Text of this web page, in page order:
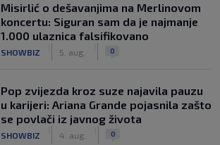
Misirlić o dešavanjima na Merlinovom
koncertu: Siguran sam da je najmanje
1.000 ulaznica falsifikovano
SHOWBIZ 5. aug. 0
Pop zvijezda kroz suze najavila pauzu
u karijeri: Ariana Grande pojasnila zašto
se povlači iz javnog života
SHOWBIZ 4. aug. 0